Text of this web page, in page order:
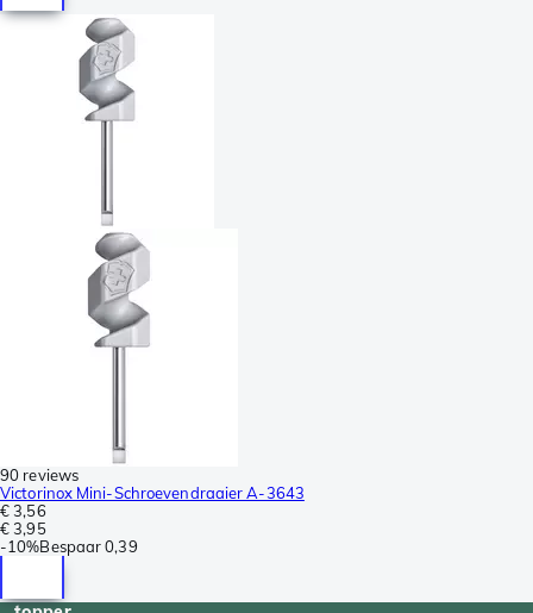
90 reviews
Victorinox Mini-Schroevendraaier A-3643
€ 3,56
€ 3,95
-10%Bespaar 0,39